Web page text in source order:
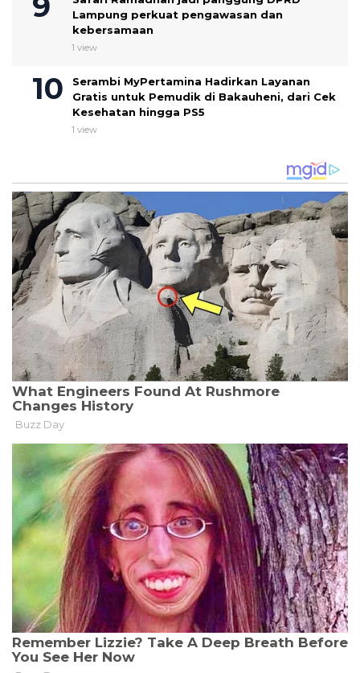
Lampung perkuat pengawasan dan
kebersamaan
1 view
Serambi MyPertamina Hadirkan Layanan
Gratis untuk Pemudik di Bakauheni, dari Cek
Kesehatan hingga PS5
1 view